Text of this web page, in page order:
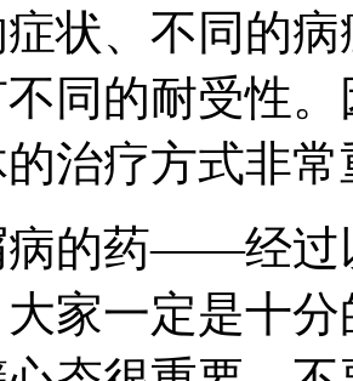
状、不同的
同的耐受性
治疗方式非常
病的药——经过
家一定是十